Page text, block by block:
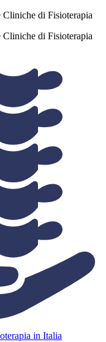
di Fisioterapia
di Fisioterapia
in Italia